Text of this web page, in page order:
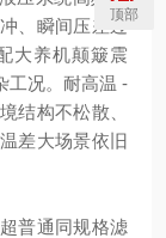
、瞬间压差过
大养机颠簸震
工况。耐高温 -
结构不松散、
差大场景依旧
普通同规格滤
顶部